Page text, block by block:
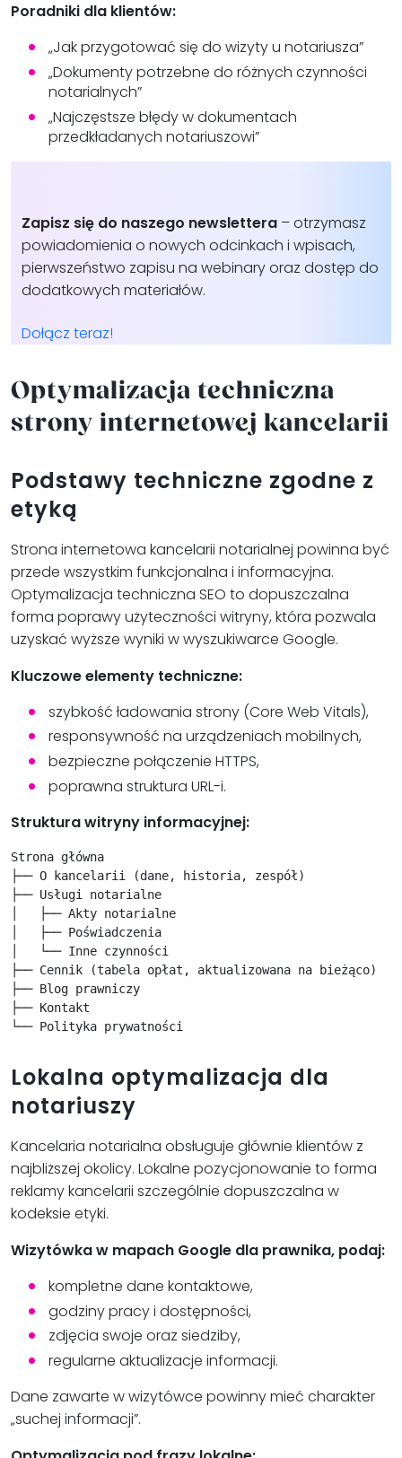
Poradniki dla klientów:
„Jak przygotować się do wizyty u notariusza”
„Dokumenty potrzebne do różnych czynności
notarialnych”
„Najczęstsze błędy w dokumentach
przedkładanych notariuszowi”
Zapisz się do naszego newslettera – otrzymasz
powiadomienia o nowych odcinkach i wpisach,
pierwszeństwo zapisu na webinary oraz dostęp do
dodatkowych materiałów.
Dołącz teraz!
Optymalizacja techniczna
strony internetowej kancelarii
Podstawy techniczne zgodne z
etyką
Strona internetowa kancelarii notarialnej powinna być
przede wszystkim funkcjonalna i informacyjna.
Optymalizacja techniczna SEO to dopuszczalna
forma poprawy użyteczności witryny, która pozwala
uzyskać wyższe wyniki w wyszukiwarce Google.
Kluczowe elementy techniczne:
szybkość ładowania strony (Core Web Vitals),
responsywność na urządzeniach mobilnych,
bezpieczne połączenie HTTPS,
poprawna struktura URL-i.
Struktura witryny informacyjnej:
Strona główna
├── O kancelarii (dane, historia, zespół)
├── Usługi notarialne
│   ├── Akty notarialne
│   ├── Poświadczenia
│   └── Inne czynności
├── Cennik (tabela opłat, aktualizowana na bieżąco)
├── Blog prawniczy
├── Kontakt
Lokalna optymalizacja dla
notariuszy
Kancelaria notarialna obsługuje głównie klientów z
najbliższej okolicy. Lokalne pozycjonowanie to forma
reklamy kancelarii szczególnie dopuszczalna w
kodeksie etyki.
Wizytówka w mapach Google dla prawnika, podaj:
kompletne dane kontaktowe,
godziny pracy i dostępności,
zdjęcia swoje oraz siedziby,
regularne aktualizacje informacji.
Dane zawarte w wizytówce powinny mieć charakter
„suchej informacji”.